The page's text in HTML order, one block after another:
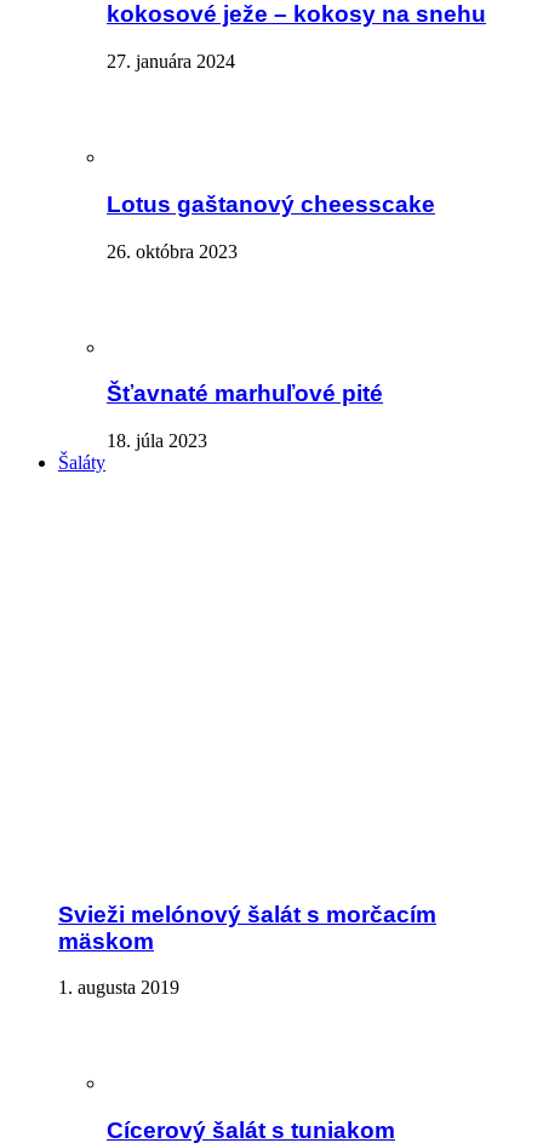
kokosové ježe – kokosy na snehu
27. januára 2024
Lotus gaštanový cheesscake
26. októbra 2023
Šťavnaté marhuľové pité
18. júla 2023
Šaláty
Svieži melónový šalát s morčacím
mäskom
1. augusta 2019
Cícerový šalát s tuniakom